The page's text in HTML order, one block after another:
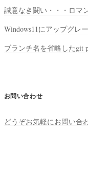
誠意なき闘い・・・ロマ
Windows11にアップグレ
ブランチ名を省略したgit
お問い合わせ
どうぞお気軽にお問い合